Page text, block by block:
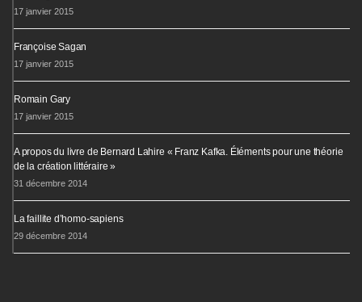
17 janvier 2015
Françoise Sagan
17 janvier 2015
Romain Gary
17 janvier 2015
A propos du livre de Bernard Lahire « Franz Kafka. Éléments pour une théorie
de la création littéraire »
31 décembre 2014
La faillite d’homo-sapiens
29 décembre 2014